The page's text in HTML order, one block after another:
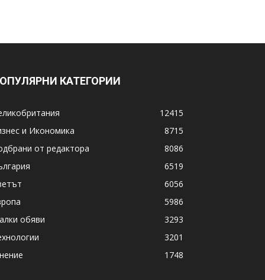
КАТЕГОРИИ
12415
и Икономика
8715
от редактора
8086
6519
6056
5986
обяви
3293
3201
1748